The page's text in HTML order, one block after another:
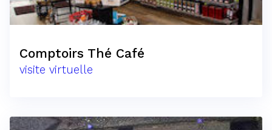
Comptoirs Thé Café
visite virtuelle